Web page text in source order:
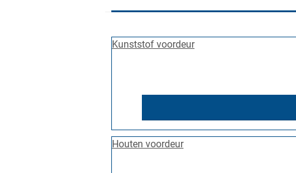
Kunststof voordeur
Houten voordeur